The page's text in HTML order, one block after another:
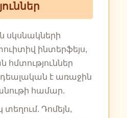
սկսնակների
ինտերֆեյս,
հմտություններ
է առաջին
համար.
տեղում. Դոմեյն,